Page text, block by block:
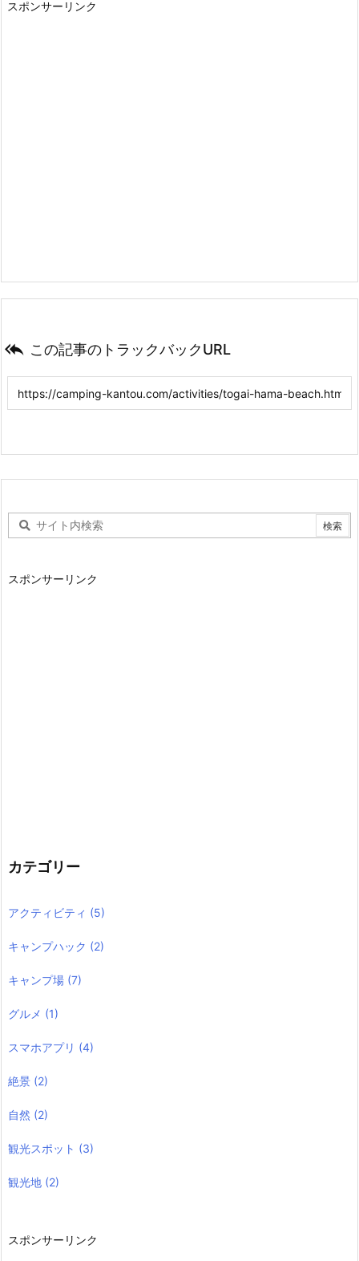
スポンサーリンク
 この記事のトラックバックURL
スポンサーリンク
カテゴリー
アクティビティ (5)
キャンプハック (2)
キャンプ場 (7)
グルメ (1)
スマホアプリ (4)
絶景 (2)
自然 (2)
観光スポット (3)
観光地 (2)
スポンサーリンク